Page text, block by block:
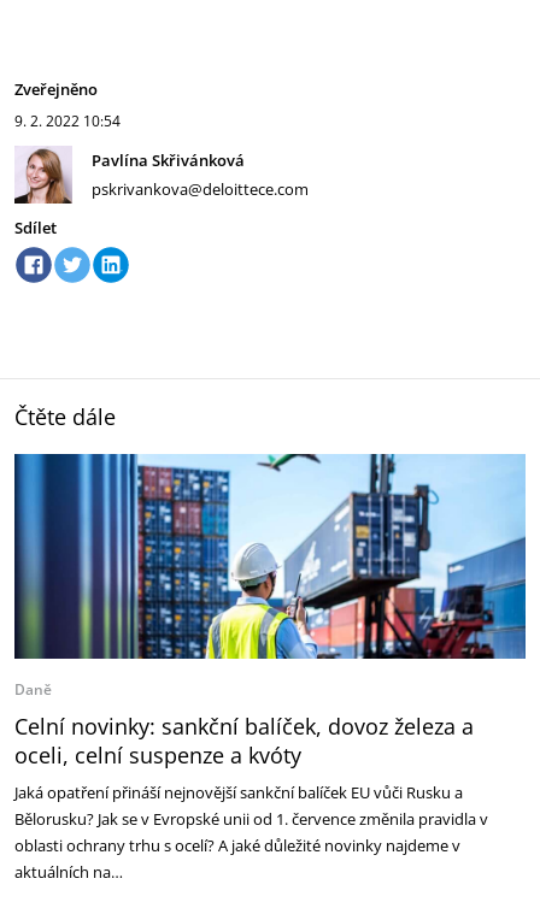
Zveřejněno
9. 2. 2022 10:54
Pavlína Skřivánková
pskrivankova@deloittece.com
Sdílet
Čtěte dále
Daně
Celní novinky: sankční balíček, dovoz železa a
oceli, celní suspenze a kvóty
Jaká opatření přináší nejnovější sankční balíček EU vůči Rusku a
Bělorusku? Jak se v Evropské unii od 1. července změnila pravidla v
oblasti ochrany trhu s ocelí? A jaké důležité novinky najdeme v
aktuálních na…